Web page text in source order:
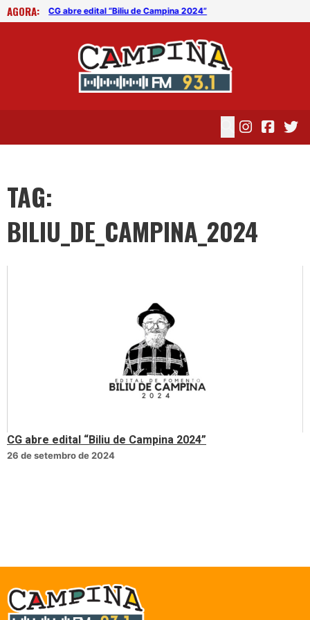
AGORA: CG abre edital “Biliu de Campina 2024”
TAG:
BILIU_DE_CAMPINA_2024
CG abre edital “Biliu de Campina 2024”
26 de setembro de 2024